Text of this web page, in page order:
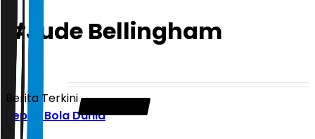
#Jude Bellingham
Berita Terkini
Sepak Bola Dunia